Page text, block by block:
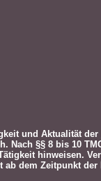
und Aktualität
Nach §§ 8 bis 10
hinweisen.
dem Zeitpunkt